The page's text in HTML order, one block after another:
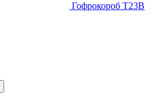
Гофрокороб Т23В